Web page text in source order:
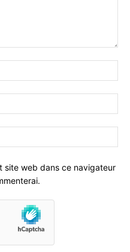
site web dans ce navigateur